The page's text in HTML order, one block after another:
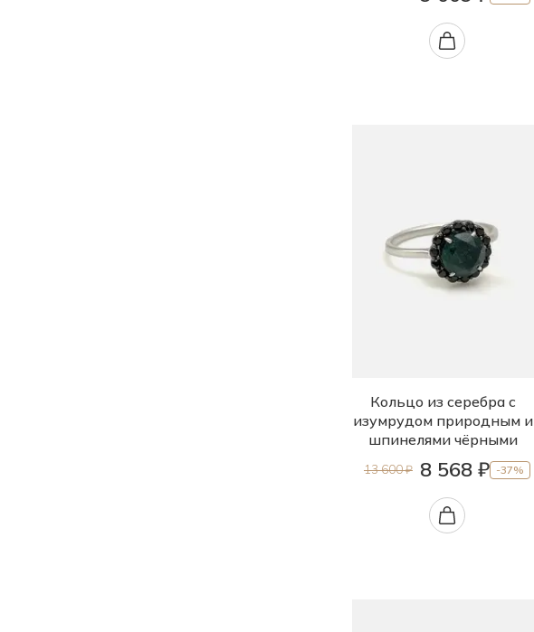
Кольцо из серебра с
изумрудом природным и
шпинелями чёрными
13 600 ₽ 8 568 ₽ -37%